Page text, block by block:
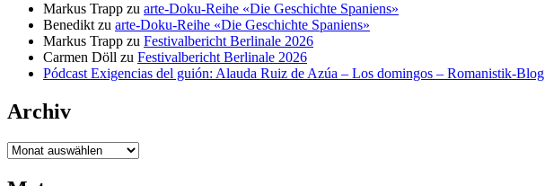
Markus Trapp zu arte-Doku-Reihe «Die Geschichte Spaniens»
Benedikt zu arte-Doku-Reihe «Die Geschichte Spaniens»
Markus Trapp zu Festivalbericht Berlinale 2026
Carmen Döll zu Festivalbericht Berlinale 2026
Pódcast Exigencias del guión: Alauda Ruiz de Azúa – Los domingos – Romanistik-Blog
Archiv
Archiv